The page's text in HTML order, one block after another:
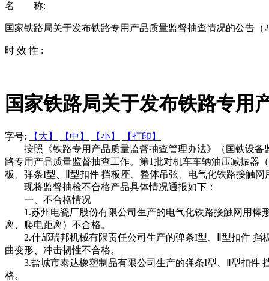
名 称:
国家铁路局关于发布铁路专用产品质量监督抽查情况的公告（
时 效 性 :
国家铁路局关于发布铁路专用
字号: 【大】 【中】 【小】
【打印】
按照《铁路专用产品质量监督抽查管理办法》（国铁设备
路专用产品质量监督抽查工作。第1批对机车车辆油压减振器
板、弹条I型、Ⅱ型扣件 挡板座、整体吊弦、电气化铁路接触
现将监督抽检不合格产品具体情况通报如下：
一、不合格情况
1.苏州电瓷厂股份有限公司生产的电气化铁路接触网用棒形
离、爬电距离）不合格。
2.什邡瑞邦机械有限责任公司生产的弹条I型、Ⅱ型扣件 挡板
曲变形、冲击韧性不合格。
3.盐城市泰达橡塑制品有限公司生产的弹条I型、Ⅱ型扣件 挡
格。